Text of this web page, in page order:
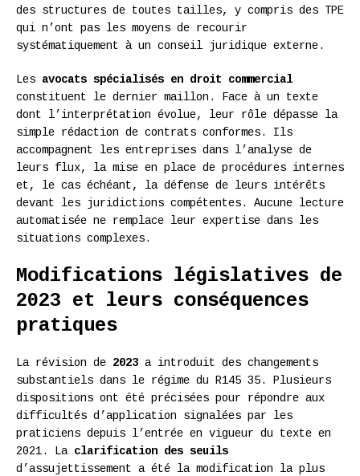
des structures de toutes tailles, y compris des TPE
qui n’ont pas les moyens de recourir
systématiquement à un conseil juridique externe.
Les avocats spécialisés en droit commercial
constituent le dernier maillon. Face à un texte
dont l’interprétation évolue, leur rôle dépasse la
simple rédaction de contrats conformes. Ils
accompagnent les entreprises dans l’analyse de
leurs flux, la mise en place de procédures internes
et, le cas échéant, la défense de leurs intérêts
devant les juridictions compétentes. Aucune lecture
automatisée ne remplace leur expertise dans les
situations complexes.
Modifications législatives de
2023 et leurs conséquences
pratiques
La révision de 2023 a introduit des changements
substantiels dans le régime du R145 35. Plusieurs
dispositions ont été précisées pour répondre aux
difficultés d’application signalées par les
praticiens depuis l’entrée en vigueur du texte en
2021. La clarification des seuils
d’assujettissement a été la modification la plus